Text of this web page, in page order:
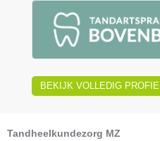
BEKIJK VOLLEDIG PROFIEL
Tandheelkundezorg MZ